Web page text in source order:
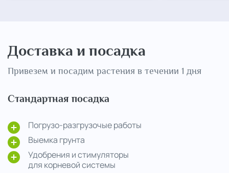
Доставка и посадка
Привезем и посадим растения в течении 1 дня
Стандартная посадка
Погрузо-разгрузочые работы
Выемка грунта
Удобрения и стимуляторы
для корневой системы